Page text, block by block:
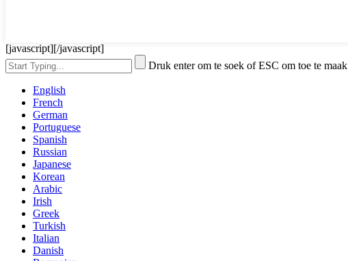
[javascript][/javascript]
Druk enter om te soek of ESC om toe te maak
English
French
German
Portuguese
Spanish
Russian
Japanese
Korean
Arabic
Irish
Greek
Turkish
Italian
Danish